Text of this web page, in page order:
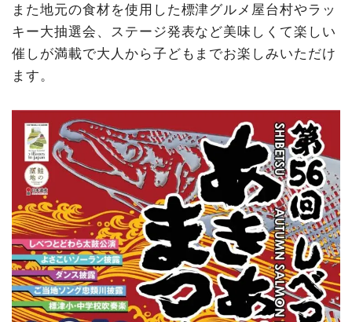
また地元の食材を使用した標津グルメ屋台村やラッ
キー大抽選会、ステージ発表など美味しくて楽しい
催しが満載で大人から子どもまでお楽しみいただけ
ます。